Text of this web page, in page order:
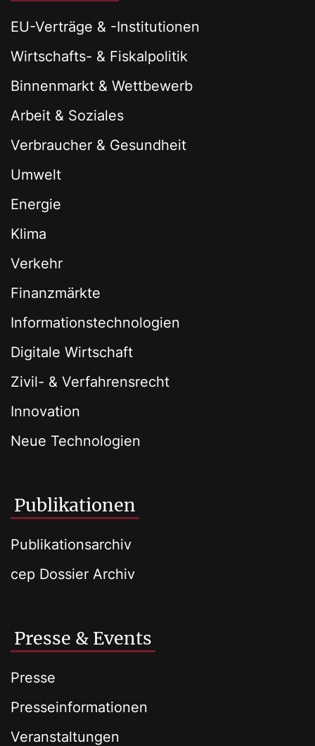
EU-Verträge & -Institutionen
Wirtschafts- & Fiskalpolitik
Binnenmarkt & Wettbewerb
Arbeit & Soziales
Verbraucher & Gesundheit
Umwelt
Energie
Klima
Verkehr
Finanzmärkte
Informationstechnologien
Digitale Wirtschaft
Zivil- & Verfahrensrecht
Innovation
Neue Technologien
Publikationen
Publikationsarchiv
cep Dossier Archiv
Presse & Events
Presse
Presseinformationen
Veranstaltungen